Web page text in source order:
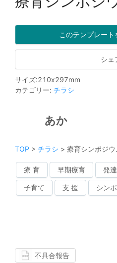
このテンプレート
シェ
サイズ:210x297mm
カテゴリー: チラシ
あか
TOP > チラシ > 療育シンポジ
療 育 早期療育 発
子育て 支 援 シン
不具合報告